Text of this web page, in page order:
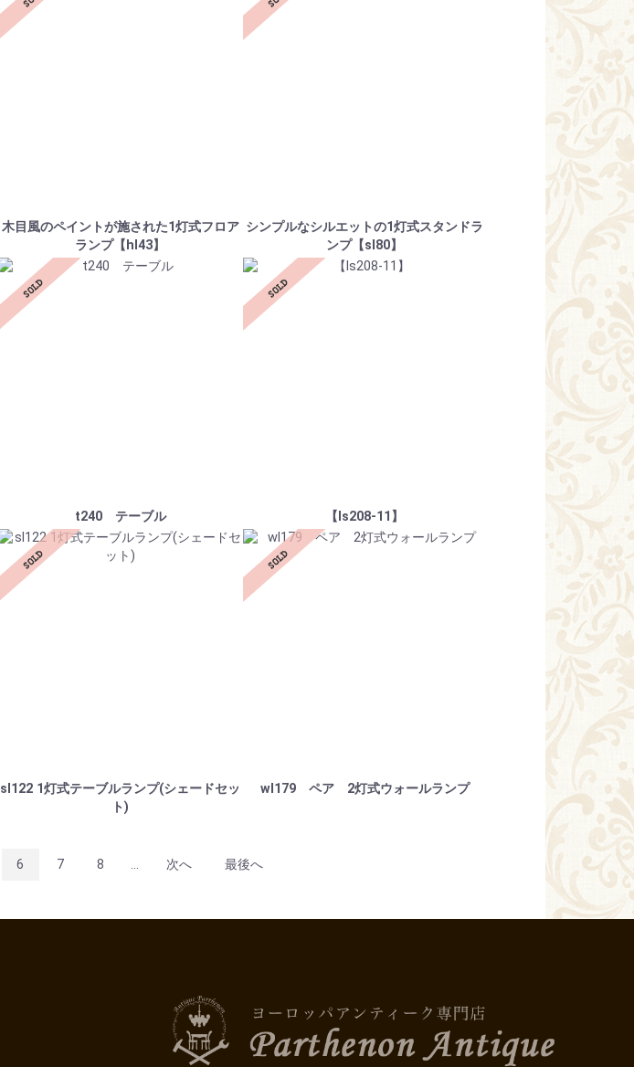
木目風のペイントが施された1灯式フロア
ランプ【hl43】
シンプルなシルエットの1灯式スタンドラ
ンプ【sl80】
t240 テーブル 【ls208-11】
sl122 1灯式テーブルランプ(シェードセッ
ト)
wl179 ペア 2灯式ウォールランプ
6 7 8 次へ 最後へ